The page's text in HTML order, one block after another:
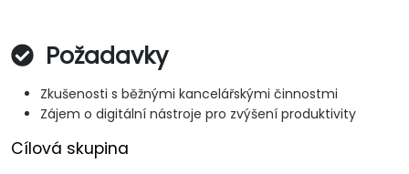
Požadavky
Zkušenosti s běžnými kancelářskými činnostmi
Zájem o digitální nástroje pro zvýšení produktivity
Cílová skupina